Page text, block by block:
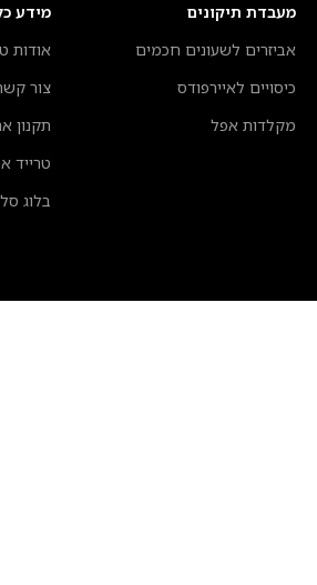
מעבדת תיקונים
אביזרים לשעונים חכמים
כיסויים לאיירפודס
מקלדות אפל
מידע
אודות
צור
תקנון
טרייד
בלוג